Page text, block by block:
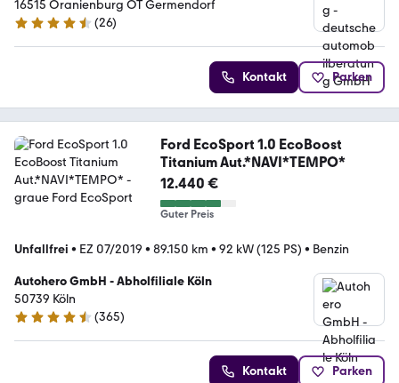
16515 Oranienburg OT Germendorf
4.5 Sterne
(26)
Kontakt Parken
Ford EcoSport 1.0 EcoBoost
Titanium Aut.*NAVI*TEMPO*
12.440 €
Guter Preis
Unfallfrei • EZ 07/2019 • 89.150 km • 92 kW (125 PS) • Benzin
Autohero GmbH - Abholfiliale Köln
50739 Köln
4.6 Sterne
(365)
Kontakt Parken